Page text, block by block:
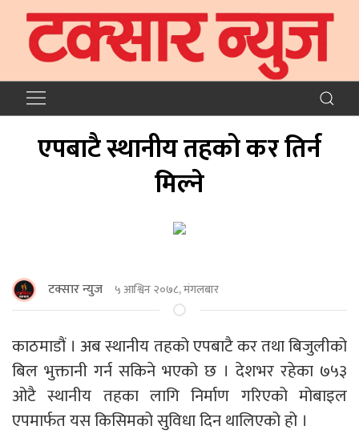
एपबाटै स्थानीय तहको कर तिर्न
मिल्ने
टक्सार न्युज ५ आश्विन २०७८, मंगलबार
काठमाडौं । अब स्थानीय तहको एपबाटै कर तथा बिजुलीको
बिल भुक्तानी गर्न सकिने भएको छ । देशभर रहेका ७५३
ओटै स्थानीय तहका लागि निर्माण गरिएको मोबाइल
एपमार्फत यस किसिमको सुविधा दिन थालिएको हो ।